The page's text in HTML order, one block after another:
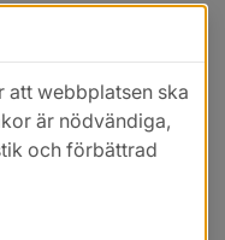
webbplatsen ska
är nödvändiga,
och förbättrad